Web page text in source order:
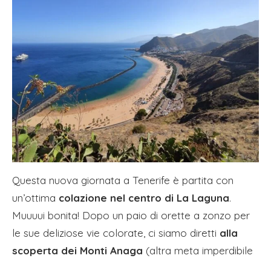
Questa nuova giornata a Tenerife è partita con
un’ottima colazione nel centro di La Laguna.
Muuuui bonita! Dopo un paio di orette a zonzo per
le sue deliziose vie colorate, ci siamo diretti alla
scoperta dei Monti Anaga (altra meta imperdibile